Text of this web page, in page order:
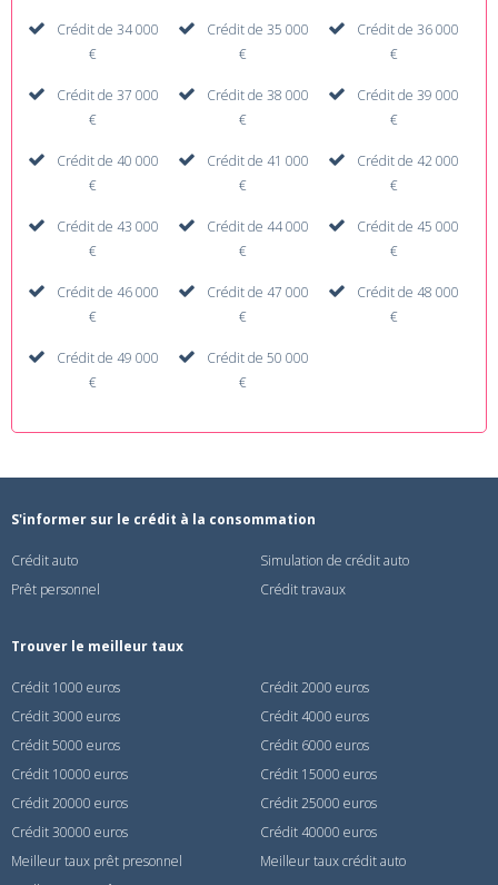
Crédit de 34 000
€
Crédit de 35 000
€
Crédit de 36 000
€
Crédit de 37 000
€
Crédit de 38 000
€
Crédit de 39 000
€
Crédit de 40 000
€
Crédit de 41 000
€
Crédit de 42 000
€
Crédit de 43 000
€
Crédit de 44 000
€
Crédit de 45 000
€
Crédit de 46 000
€
Crédit de 47 000
€
Crédit de 48 000
€
Crédit de 49 000
€
Crédit de 50 000
€
S'informer sur le crédit à la consommation
Crédit auto
Simulation de crédit auto
Prêt personnel
Crédit travaux
Trouver le meilleur taux
Crédit 1000 euros
Crédit 2000 euros
Crédit 3000 euros
Crédit 4000 euros
Crédit 5000 euros
Crédit 6000 euros
Crédit 10000 euros
Crédit 15000 euros
Crédit 20000 euros
Crédit 25000 euros
Crédit 30000 euros
Crédit 40000 euros
Meilleur taux prêt presonnel
Meilleur taux crédit auto